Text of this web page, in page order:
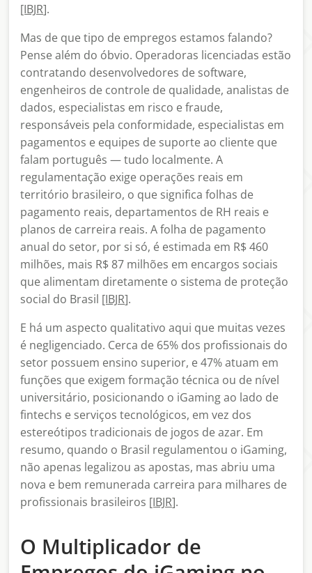
[IBJR].
Mas de que tipo de empregos estamos falando?
Pense além do óbvio. Operadoras licenciadas estão
contratando desenvolvedores de software,
engenheiros de controle de qualidade, analistas de
dados, especialistas em risco e fraude,
responsáveis pela conformidade, especialistas em
pagamentos e equipes de suporte ao cliente que
falam português — tudo localmente. A
regulamentação exige operações reais em
território brasileiro, o que significa folhas de
pagamento reais, departamentos de RH reais e
planos de carreira reais. A folha de pagamento
anual do setor, por si só, é estimada em R$ 460
milhões, mais R$ 87 milhões em encargos sociais
que alimentam diretamente o sistema de proteção
social do Brasil [IBJR].
E há um aspecto qualitativo aqui que muitas vezes
é negligenciado. Cerca de 65% dos profissionais do
setor possuem ensino superior, e 47% atuam em
funções que exigem formação técnica ou de nível
universitário, posicionando o iGaming ao lado de
fintechs e serviços tecnológicos, em vez dos
estereótipos tradicionais de jogos de azar. Em
resumo, quando o Brasil regulamentou o iGaming,
não apenas legalizou as apostas, mas abriu uma
nova e bem remunerada carreira para milhares de
profissionais brasileiros [IBJR].
O Multiplicador de